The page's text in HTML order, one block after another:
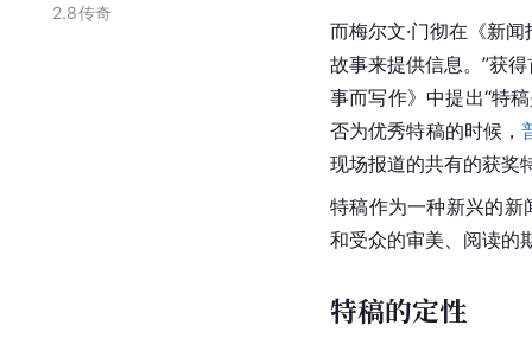
2.8传奇
而梅尔文·门彻在《新
故事来提供信息。”获
事而写作》中提出“特
否为优秀特稿的时候，
现场报道的共有的获奖
特稿作为一种新兴的新
和受众的审美、阅读的
特稿的定性